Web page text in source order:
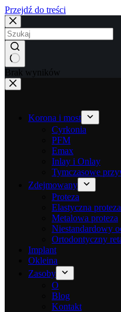
Przejdź do treści
Brak wyników
Korona i most
Cyrkonia
PFM
Emax
Inlay i Onlay
Tymczasowe
Zdejmowany
Proteza
Elastyczna proteza
Metalowa proteza
Niestandardowy
Ortodontyczny
Implant
Okleina
Zasoby
O
Blog
Kontakt